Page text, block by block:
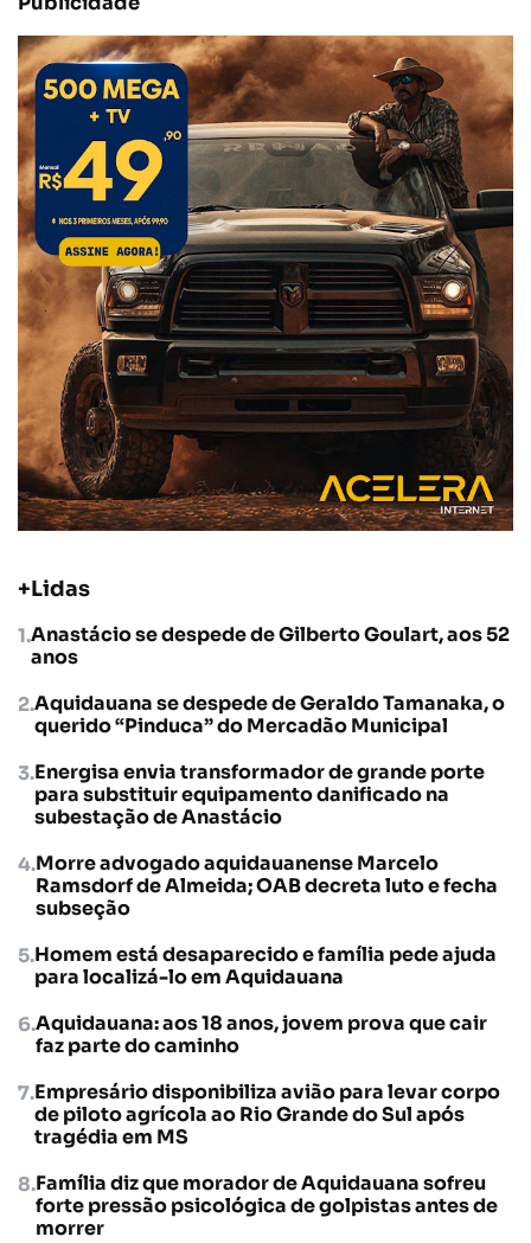
+Lidas
Anastácio se despede de Gilberto Goulart, aos 52
anos
Aquidauana se despede de Geraldo Tamanaka, o
querido “Pinduca” do Mercadão Municipal
Energisa envia transformador de grande porte
para substituir equipamento danificado na
subestação de Anastácio
Morre advogado aquidauanense Marcelo
Ramsdorf de Almeida; OAB decreta luto e fecha
subseção
Homem está desaparecido e família pede ajuda
para localizá-lo em Aquidauana
Aquidauana: aos 18 anos, jovem prova que cair
faz parte do caminho
Empresário disponibiliza avião para levar corpo
de piloto agrícola ao Rio Grande do Sul após
tragédia em MS
Família diz que morador de Aquidauana sofreu
forte pressão psicológica de golpistas antes de
morrer